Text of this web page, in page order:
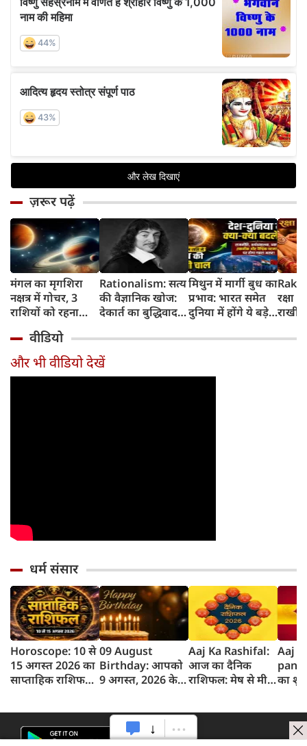
ज़रूर पढ़ें
मंगल का मृगशिरा
नक्षत्र में गोचर, 3
राशियों को रहना
सावधान
Rationalism: सत्य
की वैज्ञानिक खोज:
देकार्त का बुद्धिवाद
का जन्म
मिथुन में मार्गी बुध का
प्रभाव: भारत समेत
दुनिया में होंगे ये बड़े
रक्षा
राखी
वीडियो
और भी वीडियो देखें
धर्म संसार
Horoscope: 10 से
15 अगस्त 2026 का
साप्ताहिक राशिफल,
नुकसान
09 August
Birthday: आपको
9 अगस्त, 2026 के
Aaj Ka Rashifal:
आज का दैनिक
राशिफल: मेष से मीन
2026)
Aaj
का
समय